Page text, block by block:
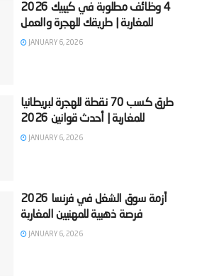
‫4 وظائف مطلوبة في كيبيك 2026
للمغاربة | طريقك للهجرة والعمل‬
JANUARY 6, 2026
‫طرق كسب 70 نقطة للهجرة لبريطانيا
للمغاربة | أحدث قوانين 2026‬
JANUARY 6, 2026
‫أزمة سوق الشغل في فرنسا 2026
فرصة ذهبية للمهنيين المغاربة‬
JANUARY 6, 2026